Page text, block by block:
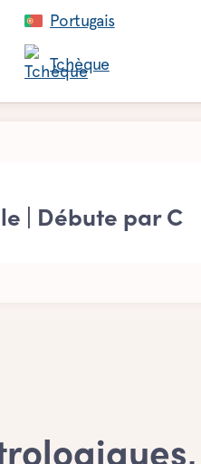
Portugais
Tchèque
| Débute par C